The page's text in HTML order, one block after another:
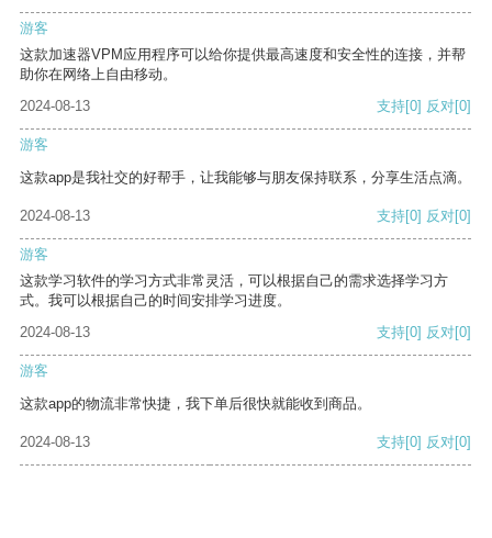
游客
这款加速器VPM应用程序可以给你提供最高速度和安全性的连接，并帮
助你在网络上自由移动。
2024-08-13
支持[0] 反对[0]
游客
这款app是我社交的好帮手，让我能够与朋友保持联系，分享生活点滴。
2024-08-13 支持[0] 反对[0]
游客
这款学习软件的学习方式非常灵活，可以根据自己的需求选择学习方
式。我可以根据自己的时间安排学习进度。
2024-08-13
支持[0] 反对[0]
游客
这款app的物流非常快捷，我下单后很快就能收到商品。
2024-08-13 支持[0] 反对[0]